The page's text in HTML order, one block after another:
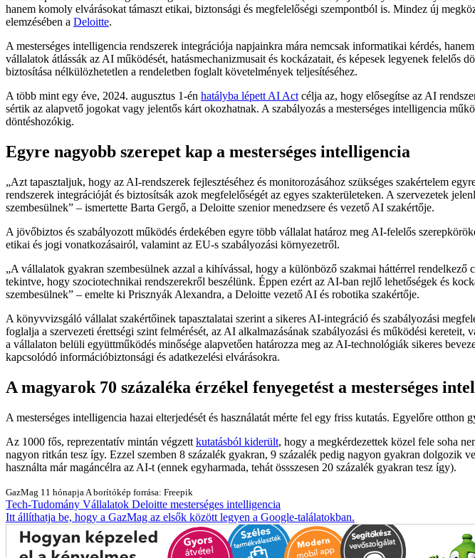
hanem komoly elvárásokat támaszt etikai, biztonsági és megfelelőségi szempontból is. Mindez új
elemzésében a Deloitte.
A mesterséges intelligencia rendszerek integrációja napjainkra mára nemcsak informatikai kérdés,
vállalatok átlássák az AI működését, hatásmechanizmusait és kockázatait, és képesek legyenek felelős
biztosítása nélkülözhetetlen a rendeletben foglalt követelmények teljesítéséhez.
A több mint egy éve, 2024. augusztus 1-én hatályba lépett AI Act célja az, hogy elősegítse az AI
sértik az alapvető jogokat vagy jelentős kárt okozhatnak. A szabályozás a mesterséges intelligencia
döntéshozókig.
Egyre nagyobb szerepet kap a mesterséges intelligencia
Azt tapasztaljuk, hogy az AI-rendszerek fejlesztéséhez és monitorozásához szükséges szakértelem
rendszerek integrációját és biztosítsák azok megfelelőségét az egyes szakterületeken. A szervezetek
szembesülnek
– ismertette Barta Gergő, a Deloitte szenior menedzsere és vezető AI szakértője.
A jövőbiztos és szabályozott működés érdekében egyre több vállalat határoz meg AI-felelős
etikai és jogi vonatkozásairól, valamint az EU-s szabályozási környezetről.
A vállalatok gyakran szembesülnek azzal a kihívással, hogy a különböző szakmai háttérrel
tekintve, hogy szociotechnikai rendszerekről beszélünk. Éppen ezért az AI-ban rejlő lehetőségek és
szembesülnek
– emelte ki Prisznyák Alexandra, a Deloitte vezető AI és robotika szakértője.
A könyvvizsgáló vállalat szakértőinek tapasztalatai szerint a sikeres AI-integráció és szabályozási
foglalja a szervezeti érettségi szint felmérését, az AI alkalmazásának szabályozási és működési
a vállalaton belüli együttműködés minősége alapvetően határozza meg az AI-technológiák sikeres
kapcsolódó információbiztonsági és adatkezelési elvárásokra.
A magyarok 70 százaléka érzékel fenyegetést a mesterséges
A mesterséges intelligencia hazai elterjedését és használatát mérte fel egy friss kutatás. Egyelőre
Az 1000 fős, reprezentatív mintán végzett kutatásból kiderült, hogy a megkérdezettek közel fele soha
nagyon ritkán tesz így. Ezzel szemben 8 százalék gyakran, 9 százalék pedig nagyon gyakran dolgozik
használta már magáncélra az AI-t (ennek egyharmada, tehát össszesen 20 százalék gyakran tesz így).
GazMag 11 hónapja A borítókép forrása: Freepik
Tech-Tudomány Vállalatok Deloitte mesterséges intelligencia
Itt állíthatja be, hogy a GazMag az elsők között legyen a Google-találatokban.